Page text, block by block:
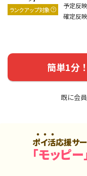
ランクアップ対象 予定反映
確定反映
簡単1分
既に会
ポイ活応援サ
「モッピー